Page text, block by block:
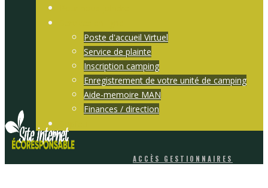
Poste d'accueil Virtuel
Service de plainte
Inscription camping
Enregistrement de votre unité de camping
Aide-memoire MAN
Finances / direction
ACCÈS GESTIONNAIRES